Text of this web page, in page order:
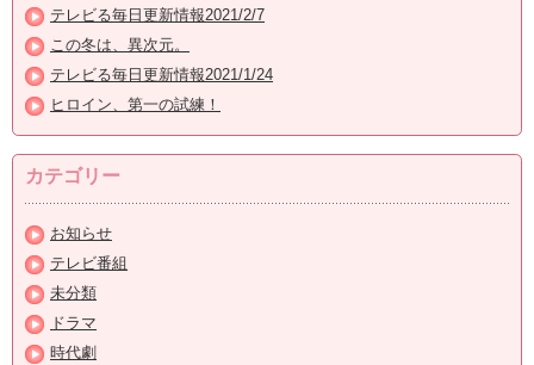
テレビる毎日更新情報2021/2/7
この冬は、異次元。
テレビる毎日更新情報2021/1/24
ヒロイン、第一の試練！
カテゴリー
お知らせ
テレビ番組
未分類
ドラマ
時代劇